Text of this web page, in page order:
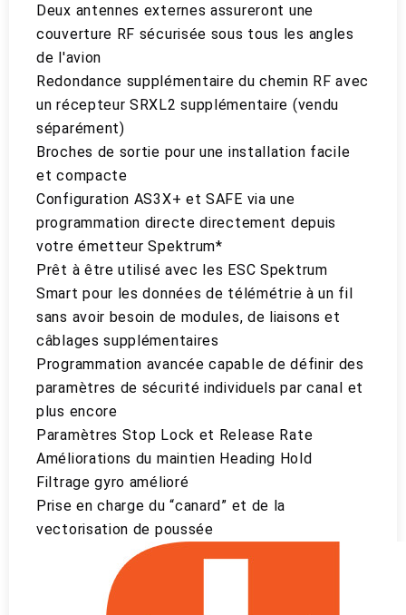
Deux antennes externes assureront une
couverture RF sécurisée sous tous les angles
de l'avion
Redondance supplémentaire du chemin RF avec
un récepteur SRXL2 supplémentaire (vendu
séparément)
Broches de sortie pour une installation facile
et compacte
Configuration AS3X+ et SAFE via une
programmation directe directement depuis
votre émetteur Spektrum*
Prêt à être utilisé avec les ESC Spektrum
Smart pour les données de télémétrie à un fil
sans avoir besoin de modules, de liaisons et
câblages supplémentaires
Programmation avancée capable de définir des
paramètres de sécurité individuels par canal et
plus encore
Paramètres Stop Lock et Release Rate
Améliorations du maintien Heading Hold
Filtrage gyro amélioré
Prise en charge du “canard” et de la
vectorisation de poussée